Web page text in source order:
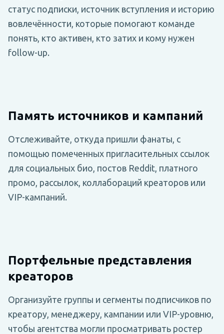
статус подписки, источник вступления и историю
вовлечённости, которые помогают команде
понять, кто активен, кто затих и кому нужен
follow-up.
Память источников и кампаний
Отслеживайте, откуда пришли фанаты, с
помощью помеченных пригласительных ссылок
для социальных био, постов Reddit, платного
промо, рассылок, коллабораций креаторов или
VIP-кампаний.
Портфельные представления
креаторов
Организуйте группы и сегменты подписчиков по
креатору, менеджеру, кампании или VIP-уровню,
чтобы агентства могли просматривать ростер